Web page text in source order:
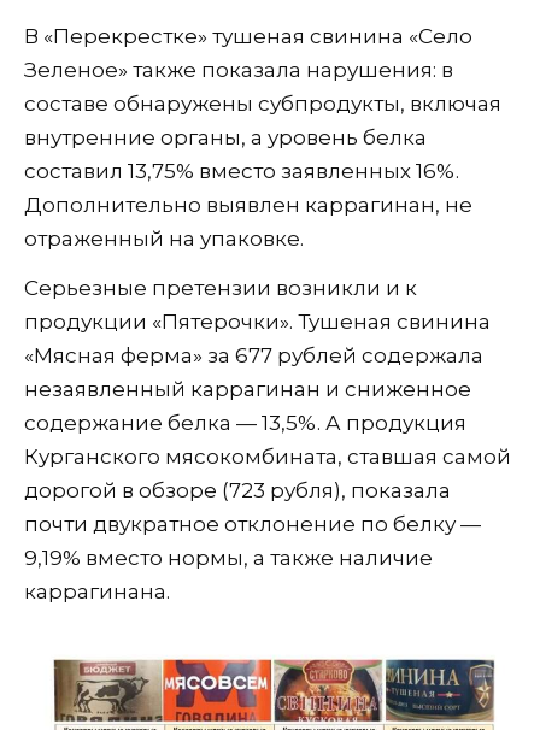
В «Перекрестке» тушеная свинина «Село
Зеленое» также показала нарушения: в
составе обнаружены субпродукты, включая
внутренние органы, а уровень белка
составил 13,75% вместо заявленных 16%.
Дополнительно выявлен каррагинан, не
отраженный на упаковке.
Серьезные претензии возникли и к
продукции «Пятерочки». Тушеная свинина
«Мясная ферма» за 677 рублей содержала
незаявленный каррагинан и сниженное
содержание белка — 13,5%. А продукция
Курганского мясокомбината, ставшая самой
дорогой в обзоре (723 рубля), показала
почти двукратное отклонение по белку —
9,19% вместо нормы, а также наличие
каррагинана.